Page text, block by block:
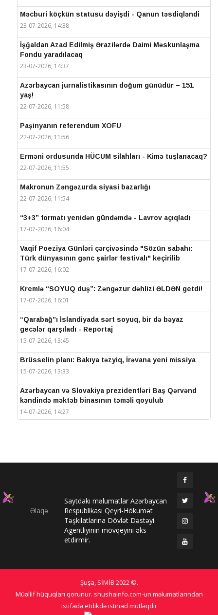
Məcburi köçkün statusu dəyişdi - Qanun təsdiqləndi
23-07-2026, 14:38
İşğaldan Azad Edilmiş Ərazilərdə Daimi Məskunlaşma
Fondu yaradılacaq
23-07-2026, 14:37
Azərbaycan jurnalistikasının doğum günüdür – 151
yaş!
22-07-2026, 11:58
Paşinyanın referendum XOFU
22-07-2026, 11:56
Erməni ordusunda HÜCUM silahları - Kimə tuşlanacaq?
22-07-2026, 11:55
Makronun Zəngəzurda siyasi bazarlığı
22-07-2026, 11:54
“3+3” formatı yenidən gündəmdə - Lavrov açıqladı
17-07-2026, 16:04
Vaqif Poeziya Günləri çərçivəsində "Sözün sabahı:
Türk dünyasının gənc şairlər festivalı" keçirilib
17-07-2026, 16:02
Kremlə “SOYUQ duş”: Zəngəzur dəhlizi ƏLDƏN getdi!
17-07-2026, 16:01
“Qarabağ”ı İslandiyada sərt soyuq, bir də bəyaz
gecələr qarşıladı - Reportaj
15-07-2026, 13:45
Brüsselin planı: Bakıya təzyiq, İrəvana yeni missiya
15-07-2026, 13:33
Azərbaycan və Slovakiya prezidentləri Baş Qərvənd
kəndində məktəb binasının təməli qoyulub
14-07-2026, 14:27
Prezidentlər Şuşada mətbuata bəyanatlarla çıxış
Elməddin Behbud: “IV Şuşa Qlobal Media Forumu
beynəlxalq media əməkdaşlığının nüfuzlu
platformasına çevrilib”
14-07-2026, 14:24
Qlobal Şuşa
13-07-2026, 10:34
Əlaqə
Saytdakı məlumatlar Azərbaycan
Respublikası Qeyri-Hökumət
Təşkilatlarına Dövlət Dəstəyi
Agentliyinin mövqeyini əks
etdirmir.
Şuşa, SİMİB 2022 ©.
Müəllif hüquqları qorunur. shushainfo.com-un məlumatlarından
istifadə etdikdə istinad mütləqdir